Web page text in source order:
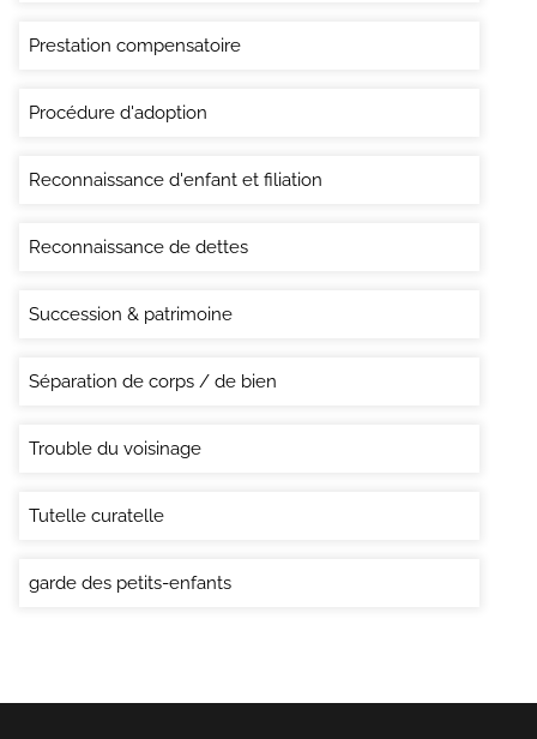
Prestation compensatoire
Procédure d'adoption
Reconnaissance d'enfant et filiation
Reconnaissance de dettes
Succession & patrimoine
Séparation de corps / de bien
Trouble du voisinage
Tutelle curatelle
garde des petits-enfants